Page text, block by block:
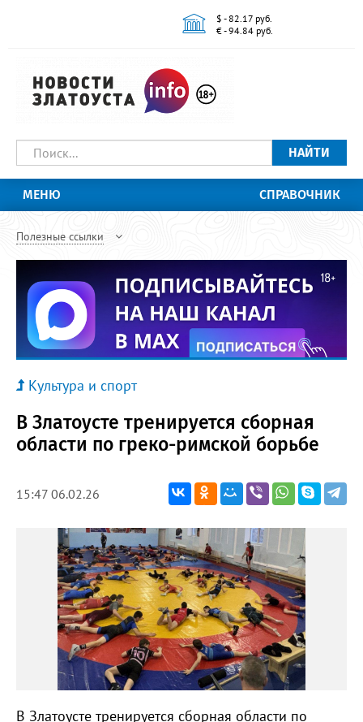
$ - 82.17 руб.
€ - 94.84 руб.
НАЙТИ
МЕНЮ СПРАВОЧНИК
Полезные ссылки
Культура и спорт
В Златоусте тренируется сборная
области по греко-римской борьбе
15:47 06.02.26
В Златоусте тренируется сборная области по